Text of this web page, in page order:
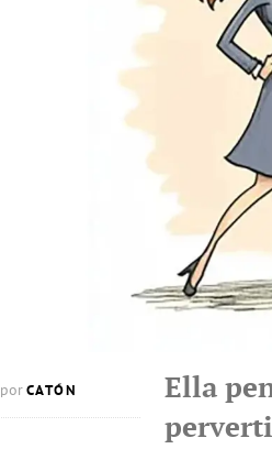
por CATÓN
Ella